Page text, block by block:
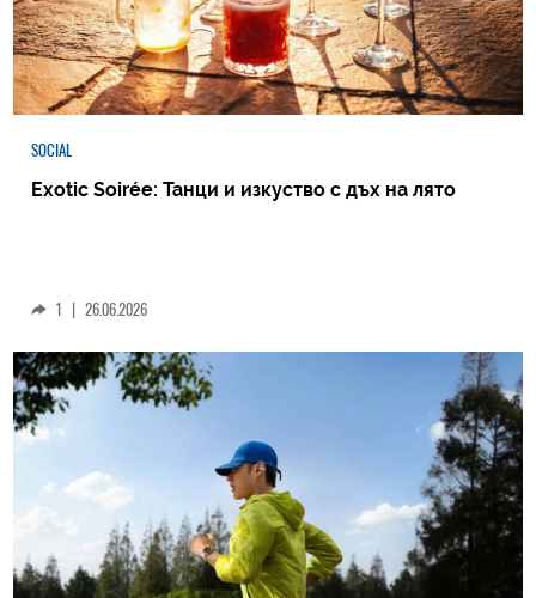
SOCIAL
Exotic Soirée: Танци и изкуство с дъх на лято
1 | 26.06.2026